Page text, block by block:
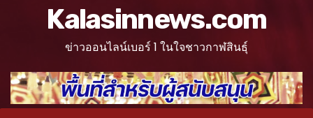
Kalasinnews.com
ข่าวออนไลน์เบอร์ 1 ในใจชาวกาฬสินธุ์